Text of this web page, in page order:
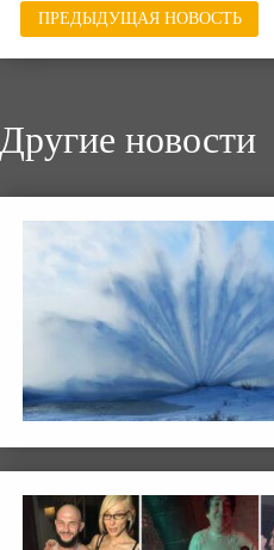
ПРЕДЫДУЩАЯ НОВОСТЬ
Другие новости